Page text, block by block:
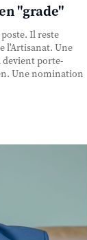
"grade"
Il reste
l'Artisanat. Une
porte-
Une nomination